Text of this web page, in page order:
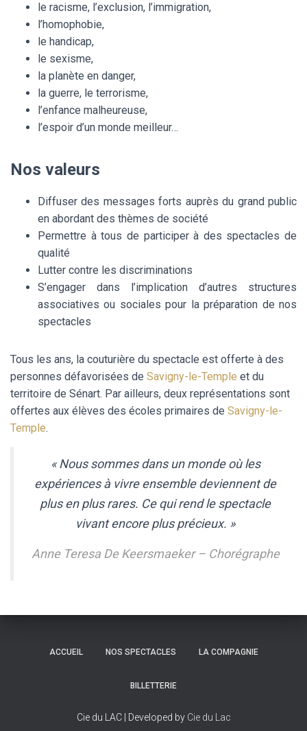
le racisme, l’exclusion, l’immigration,
l’homophobie,
le handicap,
le sexisme,
la planète en danger,
la guerre, le terrorisme,
l’enfance malheureuse,
l’espoir d’un monde meilleur…
Nos valeurs
Diffuser des messages forts auprès du grand public
en abordant des thèmes de société
Permettre à tous de participer à des spectacles de
qualité
Lutter contre les discriminations
S’engager dans l’implication d’autres structures
associatives ou sociales pour la préparation de nos
spectacles
Tous les ans, la couturière du spectacle est offerte à des
personnes défavorisées de Savigny-le-Temple et du
territoire de Sénart. Par ailleurs, deux représentations sont
offertes aux élèves des écoles primaires de Savigny-le-
Temple.
« Nous sommes dans un monde où les
expériences à vivre ensemble deviennent de
plus en plus rares. Ce qui rend le spectacle
vivant encore plus précieux. »
Anne Teresa De Keersmaeker – Chorégraphe
ACCUEIL NOS SPECTACLES LA COMPAGNIE
BILLETTERIE
Cie du LAC | Developed by Cie du Lac